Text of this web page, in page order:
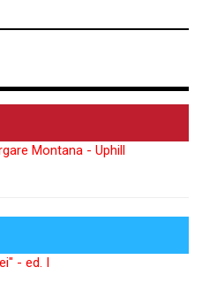
Montana - Uphill
- ed. I